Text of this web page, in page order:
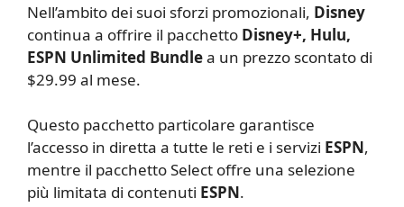
Nell’ambito dei suoi sforzi promozionali, Disney
continua a offrire il pacchetto Disney+, Hulu,
ESPN Unlimited Bundlea un prezzo scontato di
$29.99 al mese.
Questo pacchetto particolare garantisce
l’accesso in diretta a tutte le reti e i servizi ESPN,
mentre il pacchetto Select offre una selezione
più limitata di contenuti ESPN.